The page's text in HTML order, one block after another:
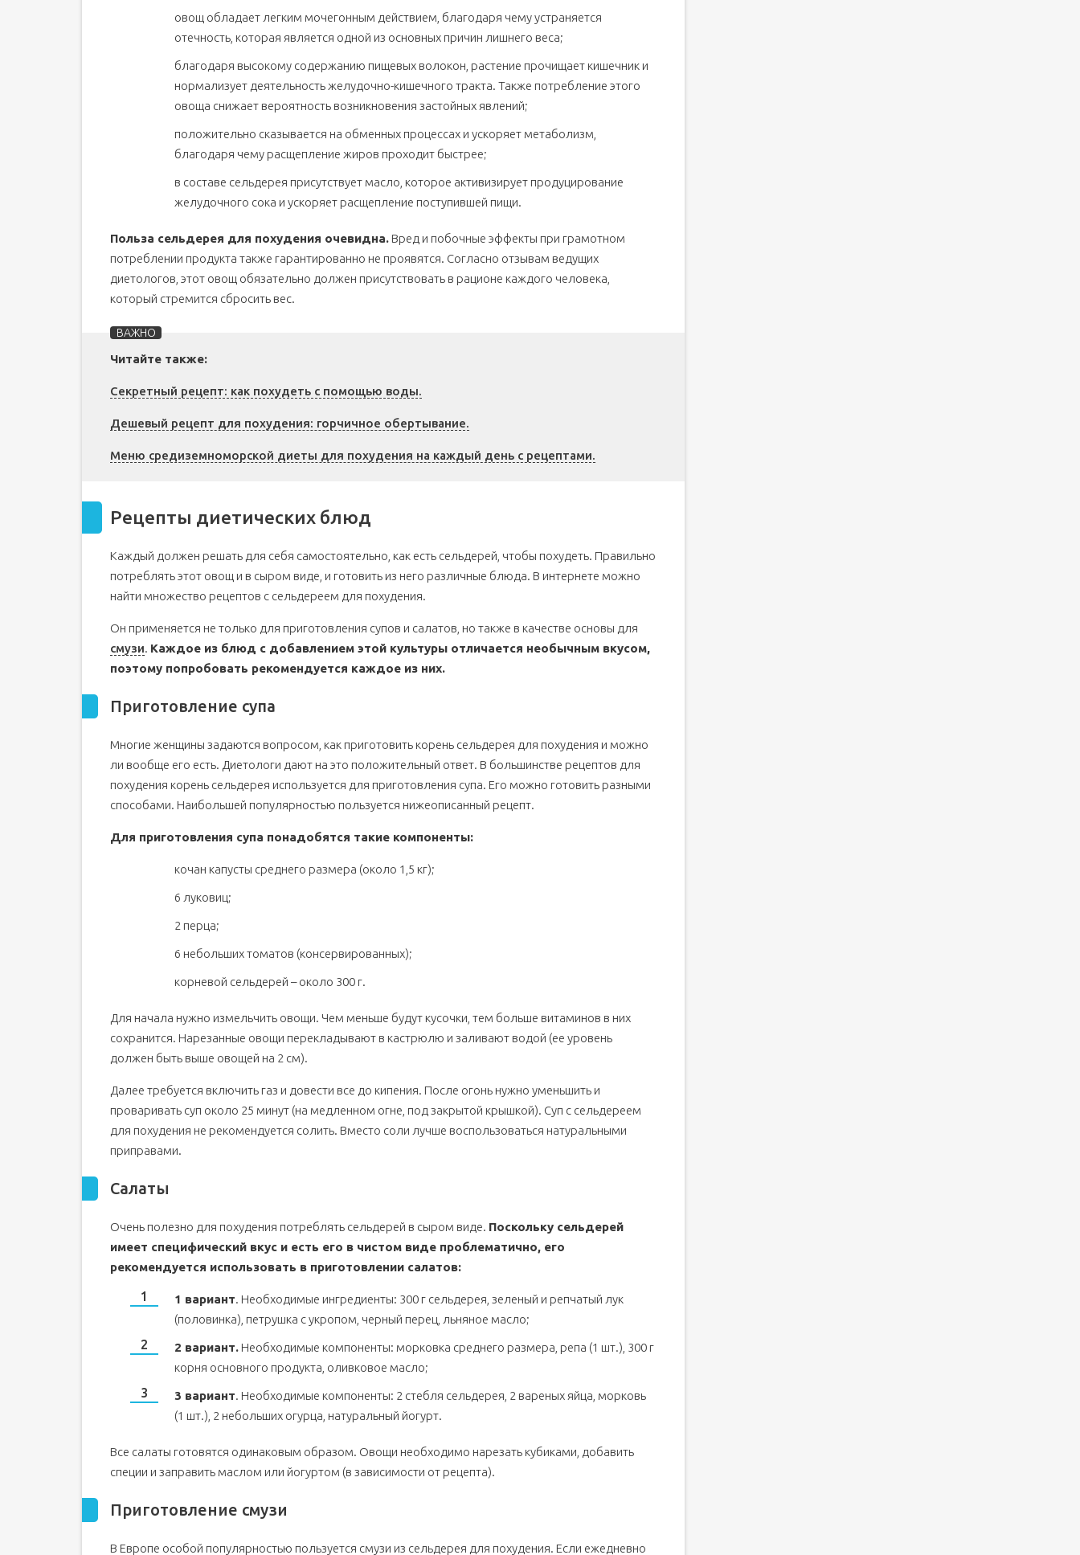
овощ обладает легким мочегонным действием, благодаря чему устраняется
отечность, которая является одной из основных причин лишнего веса;
благодаря высокому содержанию пищевых волокон, растение прочищает кишечник и
нормализует деятельность желудочно-кишечного тракта. Также потребление этого
овоща снижает вероятность возникновения застойных явлений;
положительно сказывается на обменных процессах и ускоряет метаболизм,
благодаря чему расщепление жиров проходит быстрее;
в составе сельдерея присутствует масло, которое активизирует продуцирование
желудочного сока и ускоряет расщепление поступившей пищи.
Польза сельдерея для похудения очевидна. Вред и побочные эффекты при грамотном
потреблении продукта также гарантированно не проявятся. Согласно отзывам ведущих
диетологов, этот овощ обязательно должен присутствовать в рационе каждого человека,
который стремится сбросить вес.
Читайте также:
Секретный рецепт: как похудеть с помощью воды.
Дешевый рецепт для похудения: горчичное обертывание.
Меню средиземноморской диеты для похудения на каждый день с рецептами.
Рецепты диетических блюд
Каждый должен решать для себя самостоятельно, как есть сельдерей, чтобы похудеть. Правильно
потреблять этот овощ и в сыром виде, и готовить из него различные блюда. В интернете можно
найти множество рецептов с сельдереем для похудения.
Он применяется не только для приготовления супов и салатов, но также в качестве основы для
смузи. Каждое из блюд с добавлением этой культуры отличается необычным вкусом,
поэтому попробовать рекомендуется каждое из них.
Приготовление супа
Многие женщины задаются вопросом, как приготовить корень сельдерея для похудения и можно
ли вообще его есть. Диетологи дают на это положительный ответ. В большинстве рецептов для
похудения корень сельдерея используется для приготовления супа. Его можно готовить разными
способами. Наибольшей популярностью пользуется нижеописанный рецепт.
Для приготовления супа понадобятся такие компоненты:
кочан капусты среднего размера (около 1,5 кг);
6 луковиц;
2 перца;
6 небольших томатов (консервированных);
корневой сельдерей – около 300 г.
Для начала нужно измельчить овощи. Чем меньше будут кусочки, тем больше витаминов в них
сохранится. Нарезанные овощи перекладывают в кастрюлю и заливают водой (ее уровень
должен быть выше овощей на 2 см).
Далее требуется включить газ и довести все до кипения. После огонь нужно уменьшить и
проваривать суп около 25 минут (на медленном огне, под закрытой крышкой). Суп с сельдереем
для похудения не рекомендуется солить. Вместо соли лучше воспользоваться натуральными
приправами.
Салаты
Очень полезно для похудения потреблять сельдерей в сыром виде. Поскольку сельдерей
имеет специфический вкус и есть его в чистом виде проблематично, его
рекомендуется использовать в приготовлении салатов:
1 вариант. Необходимые ингредиенты: 300 г сельдерея, зеленый и репчатый лук
(половинка), петрушка с укропом, черный перец, льняное масло;
2 вариант. Необходимые компоненты: морковка среднего размера, репа (1 шт.), 300 г
корня основного продукта, оливковое масло;
3 вариант. Необходимые компоненты: 2 стебля сельдерея, 2 вареных яйца, морковь
(1 шт.), 2 небольших огурца, натуральный йогурт.
Все салаты готовятся одинаковым образом. Овощи необходимо нарезать кубиками, добавить
специи и заправить маслом или йогуртом (в зависимости от рецепта).
Приготовление смузи
В Европе особой популярностью пользуется смузи из сельдерея для похудения. Если ежедневно